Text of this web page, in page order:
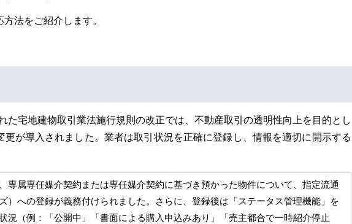
法をご紹介します。
た宅地建物取引業法施行規則の改正では、不動産取引の透明性向上を目的とし
更が導入されました。業者は取引状況を正確に登録し、情報を適切に開示する
専属専任媒介契約または専任媒介契約に基づき預かった物件について、指定流通
）への登録が義務付けられました。さらに、登録後は「ステータス管理機能」を
況（例：「公開中」「書面による購入申込みあり」「売主都合で一時紹介停止